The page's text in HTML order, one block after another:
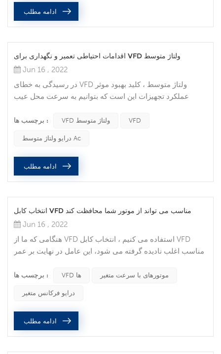
ادامه مطلب
اقدامات احتیاطی تعمیر و نگهداری برای VFD ولتاژ متوسط
Jun 16 , 2022
در رسیدگی به خطای VFD ولتاژ متوسط ، کلید بهبود موثر
عملکرد تجهیزات این است که بتوانیم به سرعت محل عیب
خطرات برحسب مکان و کاربرد متفاوت است، اما هنگام تلاش
گرفت. تجهیزات ولتاژ متوسط ​​(MV) خطر بیشتری را برای
کسانی که با نحوه کار آن آشنا نیستند ایجاد می کند، زیرا چنین
تجهیزاتی اغلب ب...
برچسب ها : VFD ولتاژ متوسط VFD
درایو ولتاژ متوسط ​​ac
ادامه مطلب
انتخاب کابل VFD مناسب می تواند از موتور شما محافظت کند
Jun 16 , 2022
هنگامی که ما از VFD استفاده می کنیم ، انتخاب کابل VFD
مناسب اغلب نادیده گرفته می شود، این عامل در نهایت بر عمر
نامه موتور سرعت متغیر خود در نظر بگیرید. از موتور خود
و نقشی اساسی در همه جنبه های زندگی دارند. مهندسان و
اپراتورها بدون توجه به اهمیت استفاده از کابل‌های مناسب، روی
سیستم‌های...
برچسب ها : VFD ها موتورهای با سرعت متغیر
درایو فرکانس متغیر
ادامه مطلب